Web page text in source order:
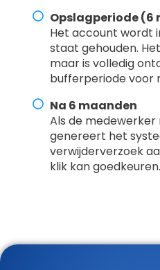
Opslagperiode (6
Het account wordt
staat gehouden.
maar is volledig
bufferperiode voor
Na 6 maanden
Als de
genereert het
verwijderverzoek
klik kan goedkeuren.